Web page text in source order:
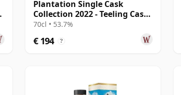
Plantation Single Cask
Collection 2022 - Teeling Cask
Finish 2007 15 jaar oud Rum
70cl • 53.7%
€ 194 ?